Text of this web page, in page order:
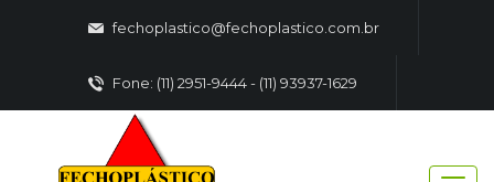
fechoplastico@fechoplastico.com.br
Fone: (11) 2951-9444 - (11) 93937-1629